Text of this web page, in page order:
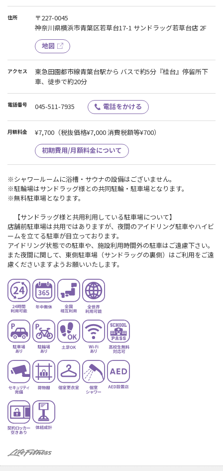
住所
〒227-0045
神奈川県横浜市青葉区若草台17-1 サンドラッグ若草台店 2F
地図
アクセス
東急田園都市線青葉台駅から バスで約5分『桂台』停留所下
車、徒歩で約20分
電話番号 045-511-7935 電話をかける
月額料金 ¥7,700 （税抜価格¥7,000 消費税額等¥700）
初期費用/月額料金について
※シャワールームに浴槽・サウナの設備はございません。
※駐輪場はサンドラッグ様との共同駐輪・駐車場となります。
※無料駐車場となります。
【サンドラッグ様と共用利用している駐車場について】
店舗前駐車場は共用ではありますが、夜間のアイドリング駐車やハイビ
ームを立てる駐車が目立っております。
アイドリング状態での駐車や、施設利用時間外の駐車はご遠慮下さい。
また夜間に関して、東側駐車場（サンドラッグの裏側）はご利用をご遠
慮くださいますようお願いいたします。